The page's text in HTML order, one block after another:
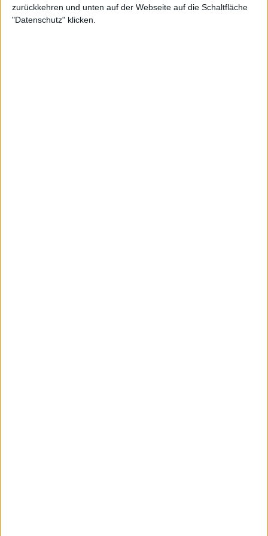
zurückkehren und unten auf der Webseite auf die Schaltfläche
"Datenschutz" klicken.
International 2025: Spielplan,
Ergebnisse, Preisgeld und TV